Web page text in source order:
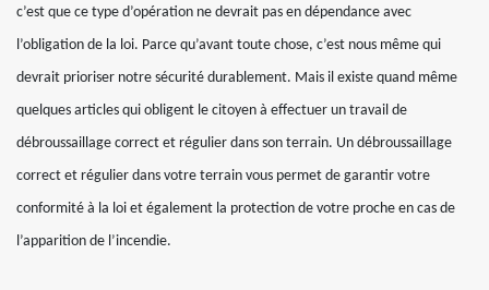
c’est que ce type d’opération ne devrait pas en dépendance avec
l’obligation de la loi. Parce qu’avant toute chose, c’est nous même qui
devrait prioriser notre sécurité durablement. Mais il existe quand même
quelques articles qui obligent le citoyen à effectuer un travail de
débroussaillage correct et régulier dans son terrain. Un débroussaillage
correct et régulier dans votre terrain vous permet de garantir votre
conformité à la loi et également la protection de votre proche en cas de
l’apparition de l’incendie.